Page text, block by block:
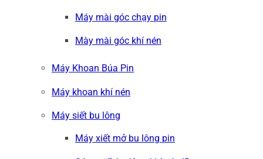
Máy mài góc chạy pin
Mày mài góc khí nén
Máy Khoan Búa Pin
Máy khoan khí nén
Máy siết bu lông
Máy xiết mở bu lông pin